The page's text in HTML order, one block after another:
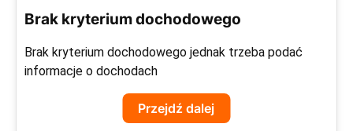
Brak kryterium dochodowego
Brak kryterium dochodowego jednak trzeba podać
informacje o dochodach
Przejdź dalej